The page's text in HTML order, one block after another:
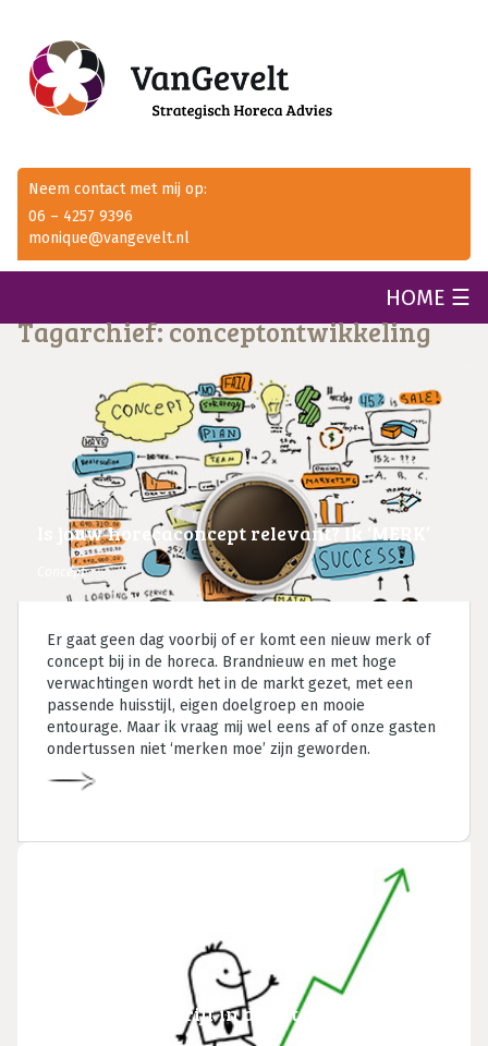
Neem contact met mij op:
06 – 4257 9396
monique@vangevelt.nl
HOME ☰
Tagarchief: conceptontwikkeling
Concept
Is jouw horecaconcept relevant? Ik ‘MERK’
er helemaal niets van
Er gaat geen dag voorbij of er komt een nieuw merk of
concept bij in de horeca. Brandnieuw en met hoge
verwachtingen wordt het in de markt gezet, met een
passende huisstijl, eigen doelgroep en mooie
entourage. Maar ik vraag mij wel eens af of onze gasten
ondertussen niet ‘merken moe’ zijn geworden.
Zit je horecabedrijf in de lift of hang je